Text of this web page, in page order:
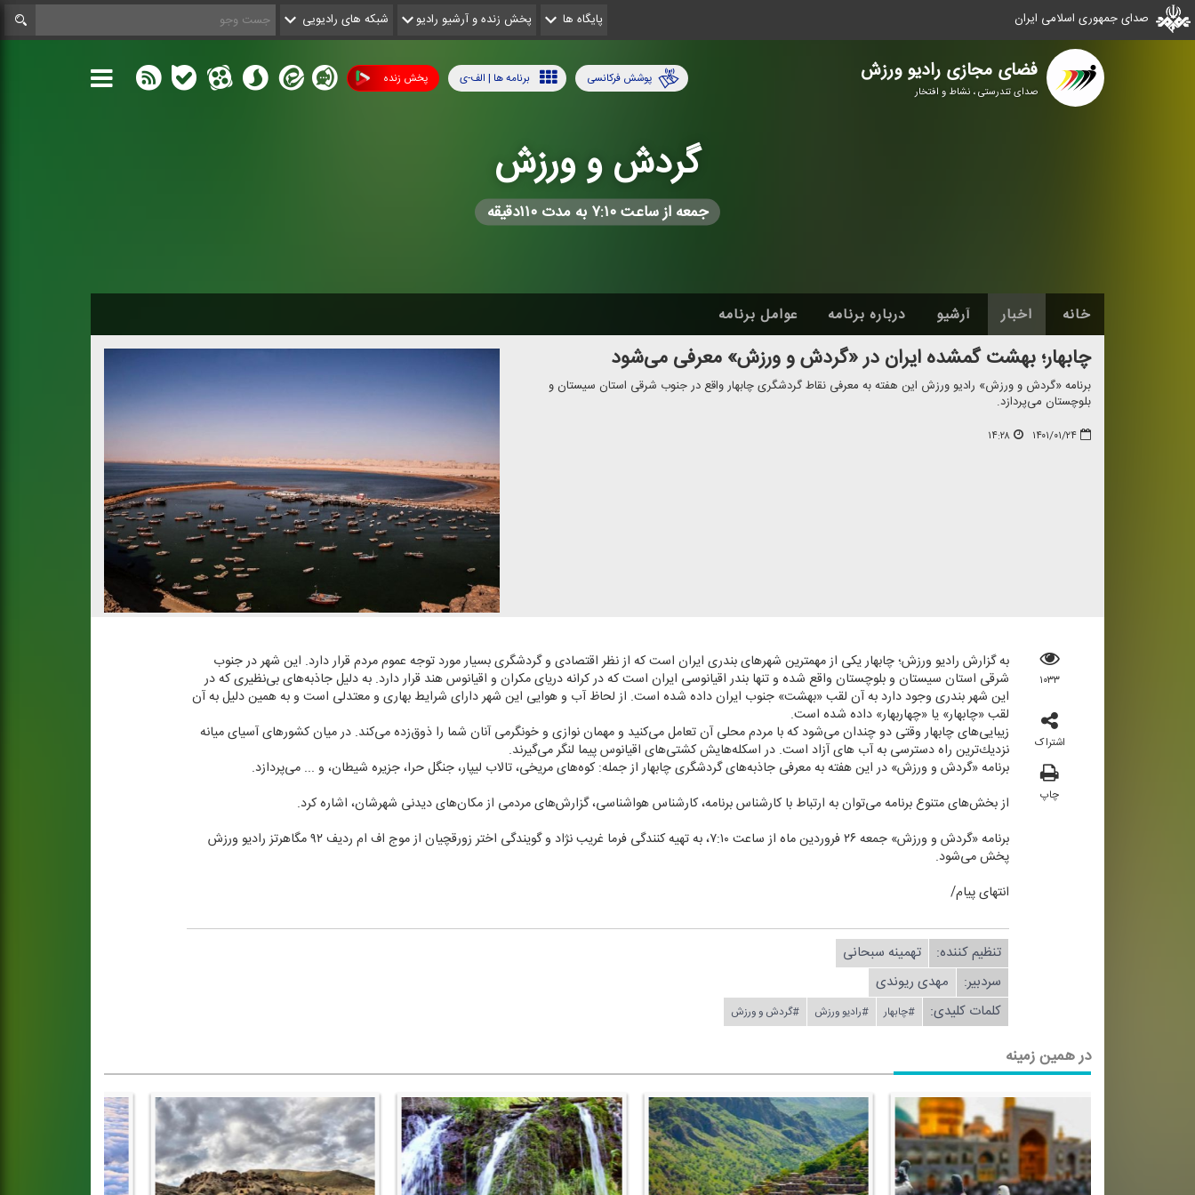
صدای جمهوری اسلامی ایران پایگاه ها پخش زنده و آرشیو رادیو شبکه های رادیویی
فضای مجازی رادیو ورزش
صدای تندرستی ، نشاط و افتخار
پخش زنده برنامه ها | الف-ی پوشش فرکانسی
گردش و ورزش
جمعه از ساعت ۷:۱۰ به مدت ۱۱۰دقیقه
خانه اخبار آرشیو درباره برنامه عوامل برنامه
چابهار؛ بهشت گمشده ایران در «گردش و ورزش» معرفی می‌شود
برنامه «گردش و ورزش» رادیو ورزش این هفته به معرفی نقاط گردشگری چابهار واقع در جنوب شرقی استان سیستان و
بلوچستان می‌پردازد.
۱۴۰۱/۰۱/۲۴ ۱۴:۲۸
۱۰۳۳
اشتراک
چاپ
به گزارش رادیو ورزش؛ چابهار یكی از مهمترین شهرهای بندری ایران است كه از نظر اقتصادی و گردشگری بسیار مورد توجه عموم مردم قرار دارد. این شهر در جنوب
شرقی استان سیستان و بلوچستان واقع شده و تنها بندر اقیانوسی ایران است كه در كرانه دریای مكران و اقیانوس هند قرار دارد. به دلیل جاذبه‌های بی‌نظیری كه در
این شهر بندری وجود دارد به آن لقب «بهشت» جنوب ایران داده شده است. از لحاظ آب و هوایی این شهر دارای شرایط بهاری و معتدلی است و به همین دلیل به آن
لقب «چابهار» یا «چهاربهار» داده شده است.
زیبایی‌های چابهار وقتی دو چندان می‌شود كه با مردم محلی آن تعامل می‌كنید و مهمان نوازی و خونگرمی آنان شما را ذوق‌زده می‌كند. در میان كشورهای آسیای میانه
نزدیك‌ترین راه دسترسی به آب های آزاد است. در اسكله‌هایش كشتی‌های اقیانوس پیما لنگر می‌گیرند.
برنامه «گردش و ورزش» در این هفته به معرفی جاذبه‌های گردشگری چابهار از جمله: كوه‌های مریخی، تالاب لیپار، جنگل حرا، جزیره شیطان، و ... می‌پردازد.
از بخش‌های متنوع برنامه می‌توان به ارتباط با كارشناس برنامه، كارشناس هواشناسی، گزارش‌های مردمی از مكان‌های دیدنی شهرشان، اشاره كرد.
برنامه «گردش و ورزش» جمعه ۲۶ فروردین ماه از ساعت ۷:۱۰، به تهیه كنندگی فرما غریب نژاد و گویندگی اختر زورقچیان از موج اف ام ردیف ۹۲ مگاهرتز رادیو ورزش
پخش می‌شود.
انتهای پیام/
تنظیم كننده:
تهمینه سبحانی
سردبیر:
مهدی ریوندی
کلمات کلیدی:
#چابهار #رادیو ورزش #گردش و ورزش
در همین زمینه